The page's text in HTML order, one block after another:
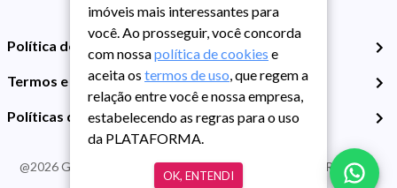
Política de Privacidade
Termos e Condições de Uso
Políticas de Cookies
@2026Guarida Imóvel. Todos os direitos reservados. CRECI RS -
413J | CNPJ Guarida: 89.398.606/0001-30
imóveis mais interessantes para
você. Ao prosseguir, você concorda
com nossapolítica de cookies e
aceita os termos de uso, que regem a
relação entre você e nossa empresa,
estabelecendo as regras para o uso
da PLATAFORMA.
OK, ENTENDI